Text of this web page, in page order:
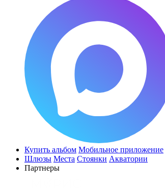
Купить альбом Мобильное приложение
Шлюзы Места Стоянки Акватории
Партнеры